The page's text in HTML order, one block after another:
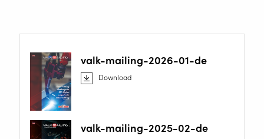
valk-mailing-2026-01-de
Download
valk-mailing-2025-02-de